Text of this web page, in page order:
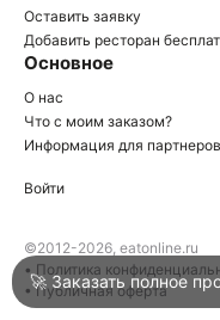
Войти
Написать в техподдержку
Оставить заявку
Добавить ресторан
Основное
О нас
Что с моим заказом?
Информация для партнеров
Войти
©2012-2026, eatonline.ru
• Политика
• Публичная оферта
🚀 Заказать полное